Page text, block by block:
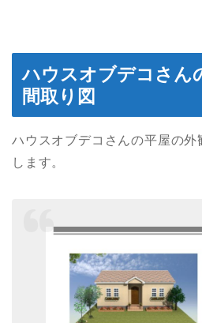
ハウスオブデコさん
間取り図
ハウスオブデコさんの平屋の外
します。